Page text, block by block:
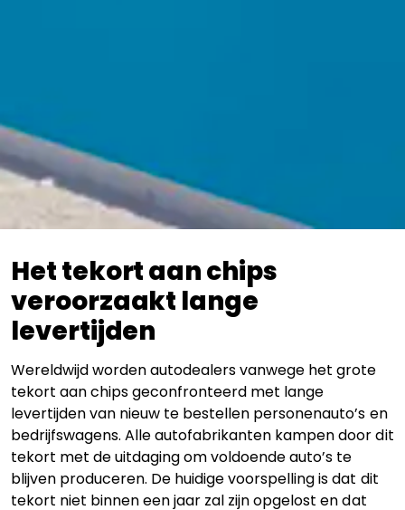
Het tekort aan chips
veroorzaakt lange
levertijden
Wereldwijd worden autodealers vanwege het grote
tekort aan chips geconfronteerd met lange
levertijden van nieuw te bestellen personenauto’s en
bedrijfswagens. Alle autofabrikanten kampen door dit
tekort met de uitdaging om voldoende auto’s te
blijven produceren. De huidige voorspelling is dat dit
tekort niet binnen een jaar zal zijn opgelost en dat